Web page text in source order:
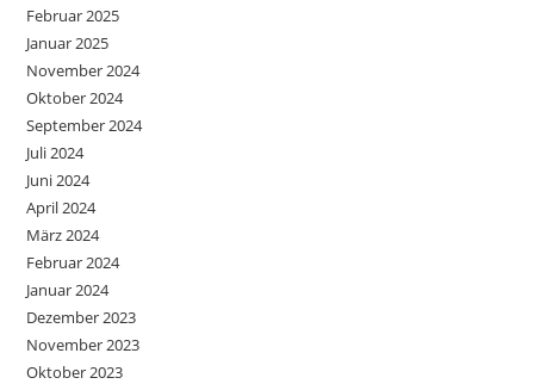
Februar 2025
Januar 2025
November 2024
Oktober 2024
September 2024
Juli 2024
Juni 2024
April 2024
März 2024
Februar 2024
Januar 2024
Dezember 2023
November 2023
Oktober 2023